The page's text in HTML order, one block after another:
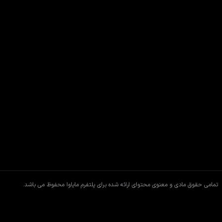
تمامی حقوق مادی و معنوی محتوای ارائه شده برای پلتفرم مایاوا محفوظ می باشد.